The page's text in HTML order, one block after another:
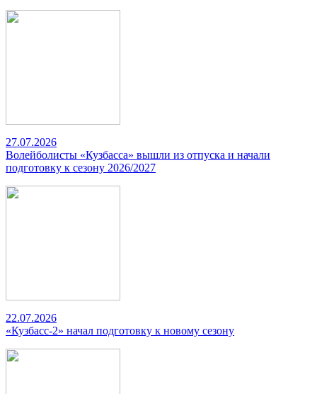
27.07.2026
Волейболисты «Кузбасса» вышли из отпуска и начали
подготовку к сезону 2026/2027
22.07.2026
«Кузбасс-2» начал подготовку к новому сезону